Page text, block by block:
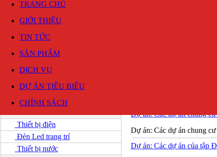
TRANG CHỦ
GIỚI THIỆU
TIN TỨC
SẢN PHẨM
DỊCH VỤ
DỰ ÁN TIÊU BIỂU
CHÍNH SÁCH
Thiết bị điện
Đèn Led trang trí
Thiết bị nước
Dự án: Các dự án chung
Dự án: Các dự án chung
Dự án: Các dự án của